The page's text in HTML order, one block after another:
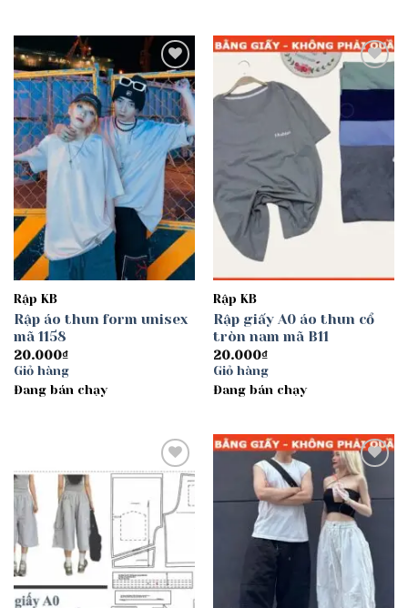
Add to
wishlist
Rập KB
Rập áo thun form unisex
mã 1158
20.000₫
Giỏ hàng
Đang bán chạy
Add to
wishlist
Rập KB
Rập giấy A0 áo thun cổ
tròn nam mã B11
20.000₫
Giỏ hàng
Đang bán chạy
Add to
wishlist
Add to
wishlist